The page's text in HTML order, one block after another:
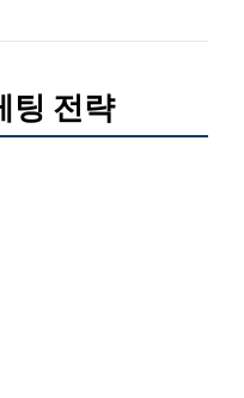
팅 전략